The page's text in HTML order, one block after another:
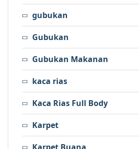
gubukan
Gubukan
Gubukan Makanan
kaca rias
Kaca Rias Full Body
Karpet